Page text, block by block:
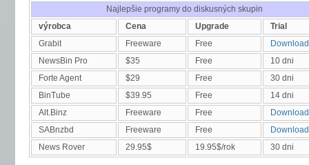
Najlepšie programy do diskusných skupin
výrobca
Cena Upgrade
Trial
Grabit
Freeware Free
Download
NewsBin Pro
$35 Free
10 dni
Forte Agent
$29 Free
30 dni
BinTube
$39.95 Free
14 dni
Alt.Binz
Freeware Free
Download
SABnzbd
Freeware Free
Download
News Rover
29.95$ 19.95$/rok 30 dni